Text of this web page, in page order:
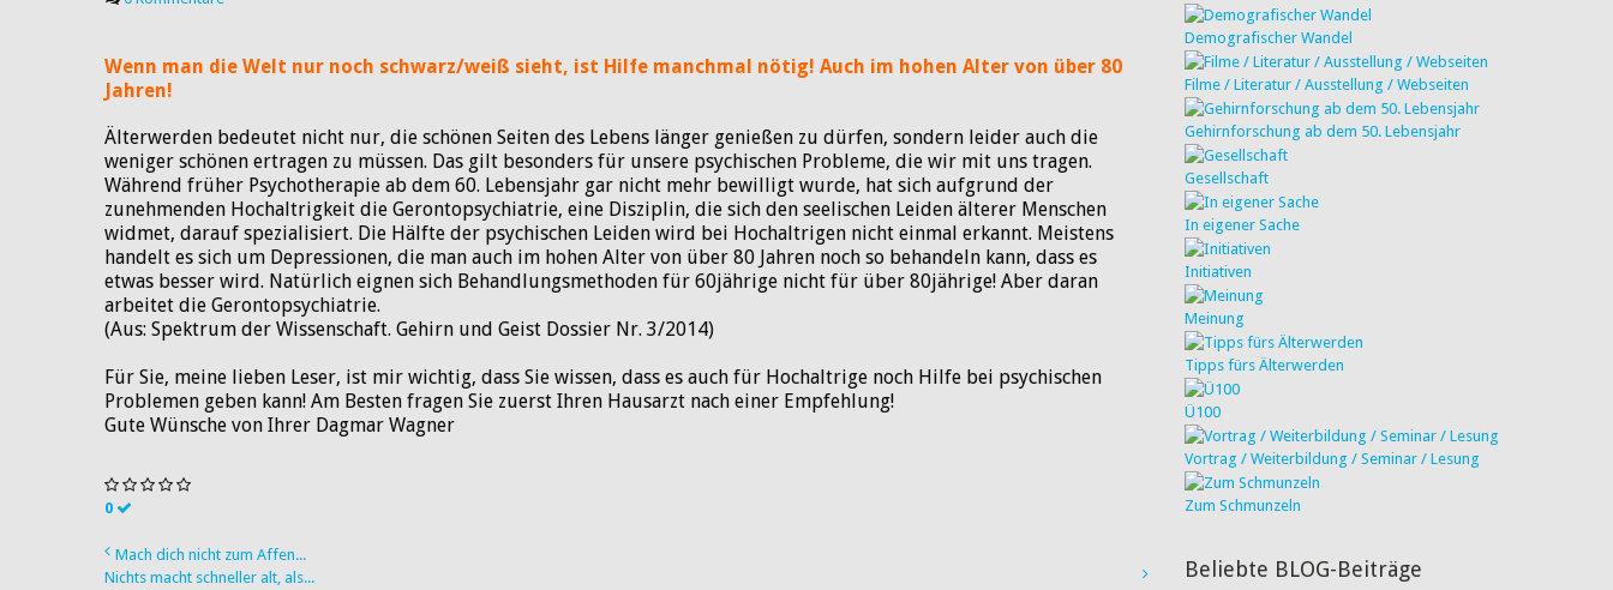
Wenn man die Welt nur noch schwarz/weiß sieht, ist Hilfe manchmal nötig! Auch im hohen Alter von über 80
Jahren!
Älterwerden bedeutet nicht nur, die schönen Seiten des Lebens länger genießen zu dürfen, sondern leider auch die
weniger schönen ertragen zu müssen. Das gilt besonders für unsere psychischen Probleme, die wir mit uns tragen.
Während früher Psychotherapie ab dem 60. Lebensjahr gar nicht mehr bewilligt wurde, hat sich aufgrund der
zunehmenden Hochaltrigkeit die Gerontopsychiatrie, eine Disziplin, die sich den seelischen Leiden älterer Menschen
widmet, darauf spezialisiert. Die Hälfte der psychischen Leiden wird bei Hochaltrigen nicht einmal erkannt. Meistens
handelt es sich um Depressionen, die man auch im hohen Alter von über 80 Jahren noch so behandeln kann, dass es
etwas besser wird. Natürlich eignen sich Behandlungsmethoden für 60jährige nicht für über 80jährige! Aber daran
arbeitet die Gerontopsychiatrie.
(Aus: Spektrum der Wissenschaft. Gehirn und Geist Dossier Nr. 3/2014)
Für Sie, meine lieben Leser, ist mir wichtig, dass Sie wissen, dass es auch für Hochaltrige noch Hilfe bei psychischen
Problemen geben kann! Am Besten fragen Sie zuerst Ihren Hausarzt nach einer Empfehlung!
Gute Wünsche von Ihrer Dagmar Wagner
0
Mach dich nicht zum Affen...
Nichts macht schneller alt, als...
Demografischer Wandel
Filme / Literatur / Ausstellung / Webseiten
Gehirnforschung ab dem 50. Lebensjahr
Gesellschaft
In eigener Sache
Initiativen
Meinung
Tipps fürs Älterwerden
Ü100
Vortrag / Weiterbildung / Seminar / Lesung
Zum Schmunzeln
Beliebte BLOG-Beiträge